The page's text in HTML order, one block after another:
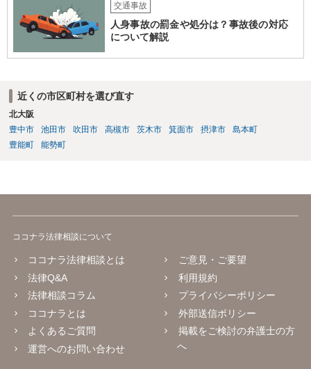
交通事故
人身事故の罰金や処分は？事故後の対応
について解説
近くの市区町村を選び直す
北大阪
豊中市
池田市 吹田市 高槻市 茨木市 箕面市 摂津市
島本町
豊能町
能勢町
ココナラ法律相談について
ココナラ法律相談とは
法律Q&A
法律相談コラム
ココナラとは
よくあるご質問
運営へのお問い合わせ
ご意見・ご要望
利用規約
プライバシーポリシー
外部送信ポリシー
掲載をご検討の弁護士の方
へ